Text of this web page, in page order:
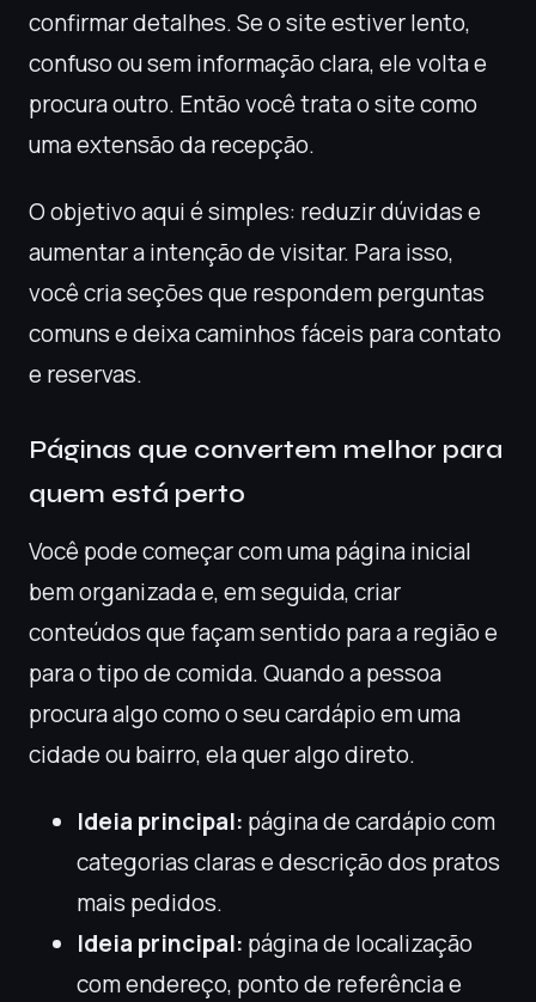
confirmar detalhes. Se o site estiver lento,
confuso ou sem informação clara, ele volta e
procura outro. Então você trata o site como
uma extensão da recepção.
O objetivo aqui é simples: reduzir dúvidas e
aumentar a intenção de visitar. Para isso,
você cria seções que respondem perguntas
comuns e deixa caminhos fáceis para contato
e reservas.
Páginas que convertem melhor para
quem está perto
Você pode começar com uma página inicial
bem organizada e, em seguida, criar
conteúdos que façam sentido para a região e
para o tipo de comida. Quando a pessoa
procura algo como o seu cardápio em uma
cidade ou bairro, ela quer algo direto.
Ideia principal: página de cardápio com
categorias claras e descrição dos pratos
mais pedidos.
Ideia principal: página de localização
com endereço, ponto de referência e